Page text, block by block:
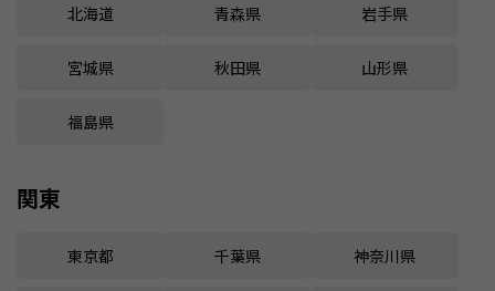
北海道 青森県 岩手県
宮城県 秋田県 山形県
福島県
関東
東京都 千葉県 神奈川県